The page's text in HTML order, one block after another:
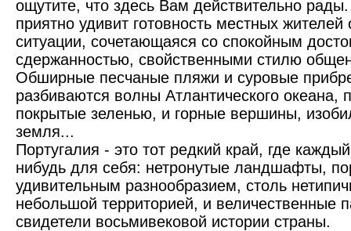
ощутите, что здесь Вам действительно рады.
приятно удивит готовность местных
ситуации, сочетающаяся со спокойным
сдержанностью, свойственными стилю
Обширные песчаные пляжи и суровые
разбиваются волны Атлантического океана,
покрытые зеленью, и горные вершины,
земля...
Португалия - это тот редкий край, где
нибудь для себя: нетронутые ландшафты,
удивительным разнообразием, столь
небольшой территорией, и величественные
свидетели восьмивековой истории страны.